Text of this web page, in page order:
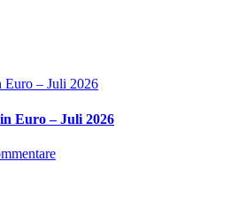
Euro – Juli 2026
Euro – Juli 2026